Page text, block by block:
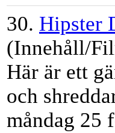
30. Hipster
(Innehåll/
Här är ett
och
måndag 25